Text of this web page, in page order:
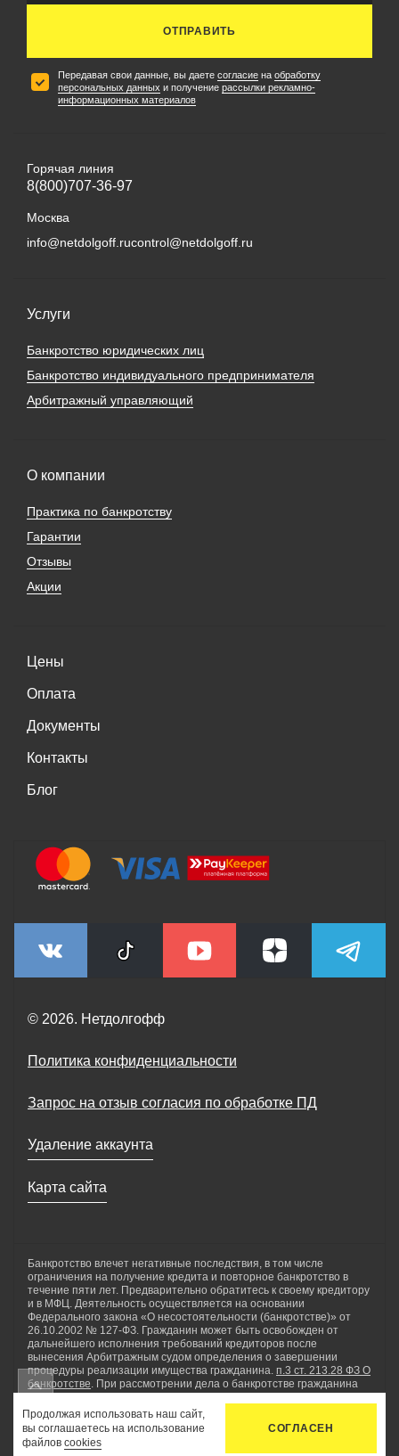
Продолжая использовать наш сайт,
вы соглашаетесь на использование
файлов cookies
СОГЛАСЕН
ОТПРАВИТЬ
Передавая свои данные, вы даете согласие на обработку
персональных данных и получение рассылки рекламно-
информационных материалов
Услуги
Банкротство юридических лиц
Банкротство индивидуального предпринимателя
Арбитражный управляющий
О компании
Практика по банкротству
Гарантии
Отзывы
Акции
Цены
Оплата
Документы
Контакты
Блог
Горячая линия
8(800)707-36-97
Москва
info@netdolgoff.rucontrol@netdolgoff.ru
© 2026. Нетдолгофф
Политика конфиденциальности
Запрос на отзыв согласия по обработке ПД
Удаление аккаунта
Карта сайта
Банкротство влечет негативные последствия, в том числе
ограничения на получение кредита и повторное банкротство в
течение пяти лет. Предварительно обратитесь к своему кредитору
и в МФЦ. Деятельность осуществляется на основании
Федерального закона «О несостоятельности (банкротстве)» от
26.10.2002 № 127-ФЗ. Гражданин может быть освобожден от
дальнейшего исполнения требований кредиторов после
вынесения Арбитражным судом определения о завершении
процедуры реализации имущества гражданина. п.3 ст. 213.28 ФЗ О
банкротстве. При рассмотрении дела о банкротстве гражданина
имущества гражданина, мировое соглашение. ООО «Нетдолгофф»
осуществляет комплекс юридических услуг по сопровождению
процедуры банкротства физических лиц, а также проводит
консультации по вопросам внесудебного банкротства.